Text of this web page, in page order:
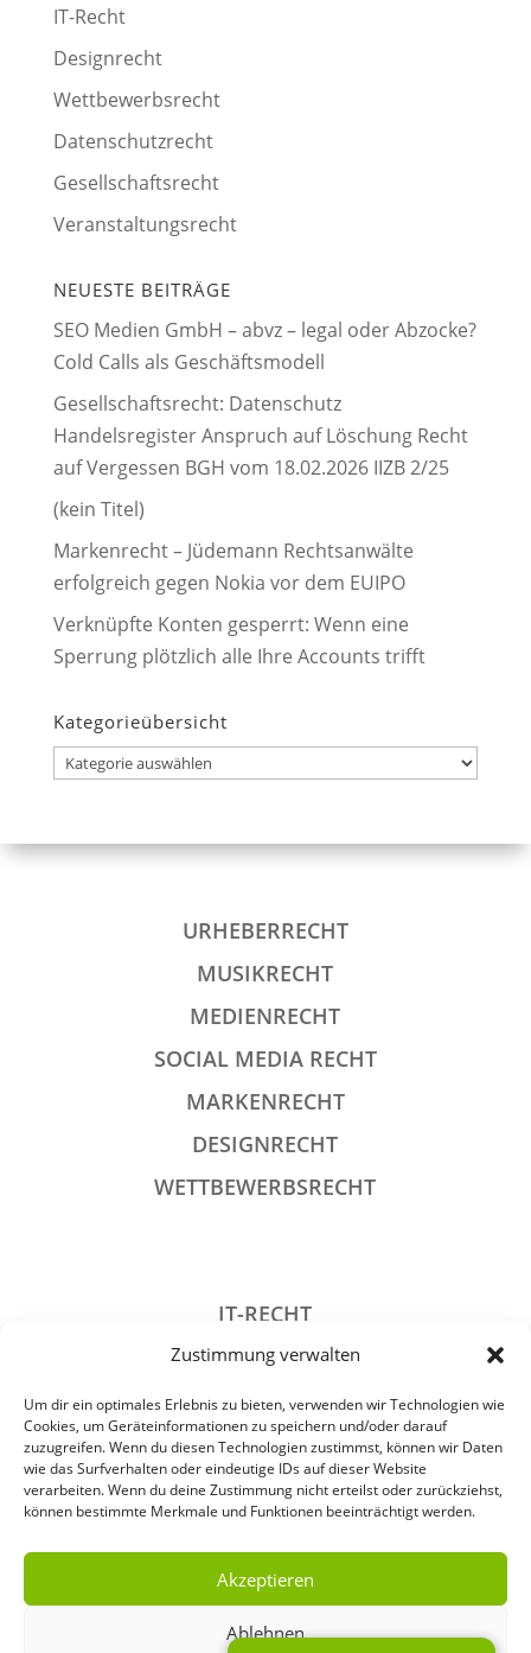
Zustimmung verwalten
Um dir ein optimales Erlebnis zu bieten, verwenden wir Technologien wie
Cookies, um Geräteinformationen zu speichern und/oder darauf
zuzugreifen. Wenn du diesen Technologien zustimmst, können wir Daten
wie das Surfverhalten oder eindeutige IDs auf dieser Website
verarbeiten. Wenn du deine Zustimmung nicht erteilst oder zurückziehst,
können bestimmte Merkmale und Funktionen beeinträchtigt werden.
Akzeptieren
Ablehnen
IT-Recht
Designrecht
Wettbewerbsrecht
Datenschutzrecht
Gesellschaftsrecht
Veranstaltungsrecht
NEUESTE BEITRÄGE
SEO Medien GmbH – abvz – legal oder Abzocke?
Cold Calls als Geschäftsmodell
Gesellschaftsrecht: Datenschutz
Handelsregister Anspruch auf Löschung Recht
auf Vergessen BGH vom 18.02.2026 IIZB 2/25
(kein Titel)
Markenrecht – Jüdemann Rechtsanwälte
erfolgreich gegen Nokia vor dem EUIPO
Verknüpfte Konten gesperrt: Wenn eine
Sperrung plötzlich alle Ihre Accounts trifft
Kategorieübersicht
Kategorieübersicht
URHEBERRECHT
MUSIKRECHT
MEDIENRECHT
SOCIAL MEDIA RECHT
MARKENRECHT
DESIGNRECHT
WETTBEWERBSRECHT
IT-RECHT
DATENSCHUTZRECHT
STRAFRECHT
GESELLSCHAFTSRECHT
VERANSTALTUNGSRECHT